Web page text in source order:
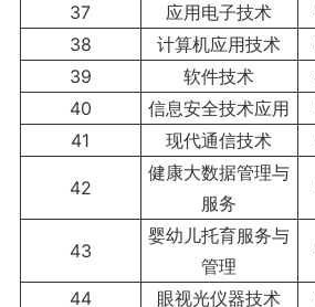
37
应用电子技术
38
计算机应用技术
39
软件技术
40
信息安全技术应用
41
现代通信技术
42
健康大数据管理与
服务
43
婴幼儿托育服务与
管理
44 眼视光仪器技术